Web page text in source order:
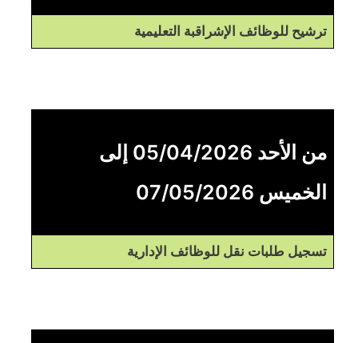
ترشيح للوظائف الإشراقبة التعليمية
من الأحد 05/04/2026 إلى
الخميس 07/05/2026
تسجيل طلبات نقل للوظائف الإدارية